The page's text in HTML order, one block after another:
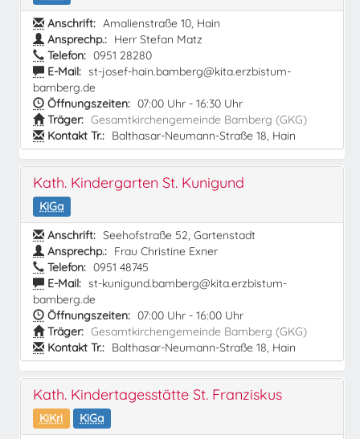
Anschrift: Amalienstraße 10, Hain
Ansprechp.: Herr Stefan Matz
Telefon: 0951 28280
E-Mail: st-josef-hain.bamberg@kita.erzbistum-
bamberg.de
Öffnungszeiten: 07:00 Uhr - 16:30 Uhr
Träger: Gesamtkirchengemeinde Bamberg (GKG)
Kontakt Tr.: Balthasar-Neumann-Straße 18, Hain
Kath. Kindergarten St. Kunigund
KiGa
Anschrift: Seehofstraße 52, Gartenstadt
Ansprechp.: Frau Christine Exner
Telefon: 0951 48745
E-Mail: st-kunigund.bamberg@kita.erzbistum-
bamberg.de
Öffnungszeiten: 07:00 Uhr - 16:00 Uhr
Träger: Gesamtkirchengemeinde Bamberg (GKG)
Kontakt Tr.: Balthasar-Neumann-Straße 18, Hain
Kath. Kindertagesstätte St. Franziskus
KiKri
KiGa